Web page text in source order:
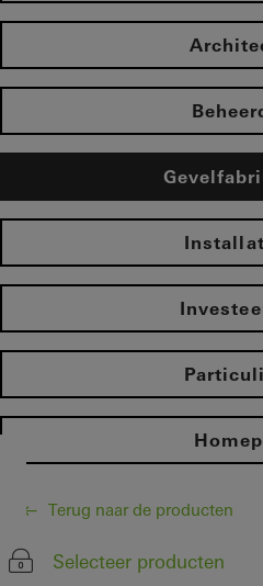
Terug naar de producten
Selecteer producten